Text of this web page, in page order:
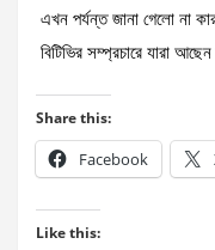
এখন পর্যন্ত জানা গেলো না
বিটিভির সম্প্রচারে যারা
Share this:
Facebook
Like this: